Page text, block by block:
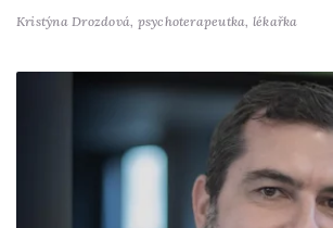
Kristýna Drozdová, psychoterapeutka, lékařka